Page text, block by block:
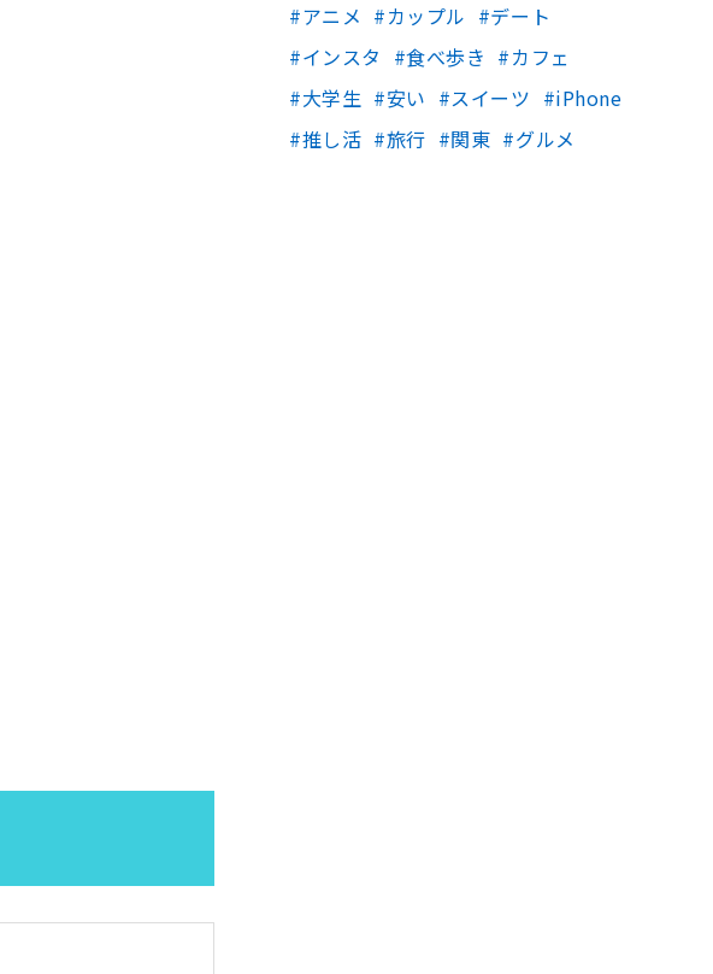
アニメ
カップル
デート
インスタ
食べ歩き
カフェ
大学生
安い スイーツ
iPhone
推し活
旅行 関東 グルメ